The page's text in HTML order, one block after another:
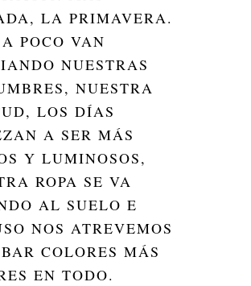
LA PRIMAVERA.
POCO VAN
NUESTRAS
NUESTRA
LOS DÍAS
A SER MÁS
Y LUMINOSOS,
ROPA SE VA
AL SUELO E
NOS ATREVEMOS
COLORES MÁS
EN TODO.